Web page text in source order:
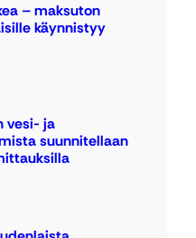
– maksuton
käynnistyy
vesi- ja
suunnitellaan